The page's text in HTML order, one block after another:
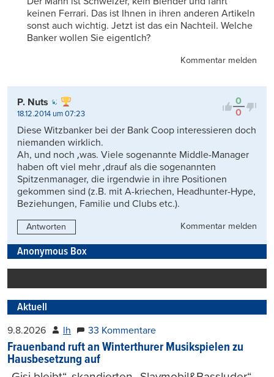
keinen Ferrari. Das ist Ihnen in ihren anderen Artikeln
sonst auch wichtig. Jetzt ist das ein Nachteil. Welche
Banker wollen Sie eigentlch?
Kommentar melden
0
0
P. Nuts
18.12.2014 um 07:23
Diese Witzbanker bei der Bank Coop interessieren doch
niemanden wirklich.
Ah, und noch ‚was. Viele sogenannte Middle-Manager
haben oft viel mehr ‚drauf als die sogenannten
Spitzenmanager, die irgendwie in ihre Positionen
gekommen sind (z.B. mit A-kriechen, Headhunter-Hype,
Beziehungen, Familie und Clubs etc.).
Antworten Kommentar melden
Anonymous Box
Aktuell
9.8.2026 lh 33 Kommentare
Frauenband ruft an Winterthurer Musikspielen zu
Hausbesetzung auf